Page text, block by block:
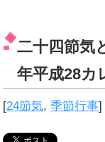
二十四節気
年平成28カ
[24節気,季節行事]